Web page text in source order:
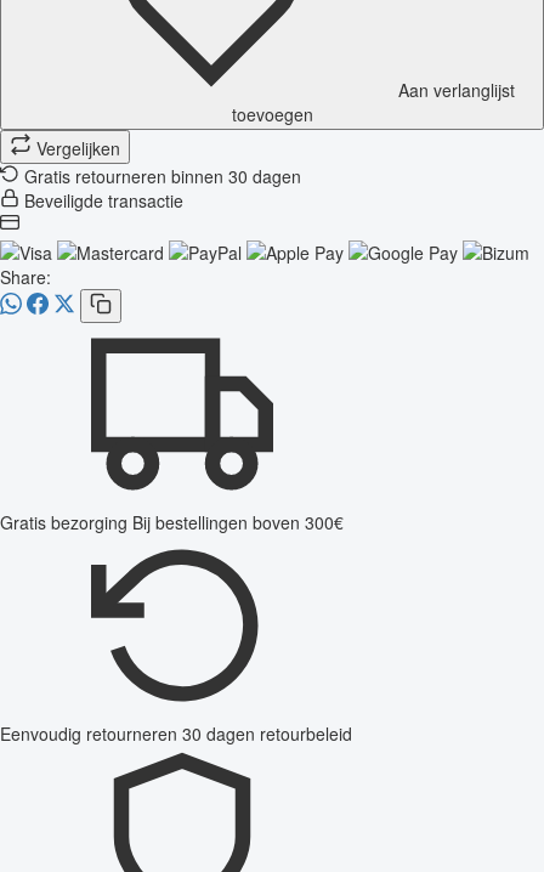
Aan verlanglijst
toevoegen
Vergelijken
Gratis retourneren binnen 30 dagen
Beveiligde transactie
Share:
Gratis bezorging Bij bestellingen boven 300€
Eenvoudig retourneren 30 dagen retourbeleid